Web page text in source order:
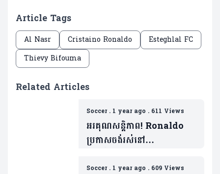
Article Tags
Al Nasr Cristaino Ronaldo
Esteghlal FC
Thievy Bifouma
Related Articles
Soccer. 1 year ago . 611 Views
អរគុណសន្តិភាព! Ronaldo
ប្រកាសចង់រស់នៅ
Soccer. 1 year ago . 609 Views